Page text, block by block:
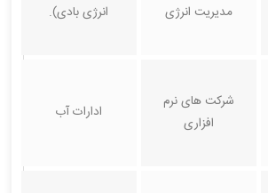
مدیریت انرژی
انرژی بادی).
شرکت های نرم
افزاری
ادارات آب